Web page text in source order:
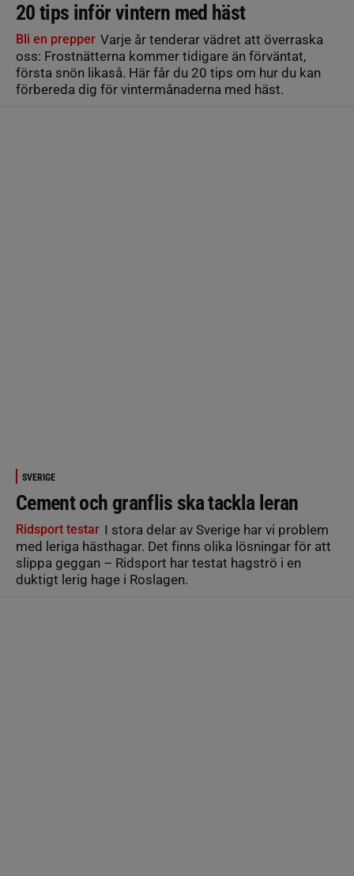
20 tips inför vintern med häst
Bli en prepper Varje år tenderar vädret att överraska
oss: Frostnätterna kommer tidigare än förväntat,
första snön likaså. Här får du 20 tips om hur du kan
förbereda dig för vintermånaderna med häst.
SVERIGE
Cement och granflis ska tackla leran
Ridsport testar I stora delar av Sverige har vi problem
med leriga hästhagar. Det finns olika lösningar för att
slippa geggan – Ridsport har testat hagströ i en
duktigt lerig hage i Roslagen.